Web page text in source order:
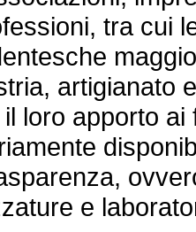
tra cui
artigianato
loro apporto
e